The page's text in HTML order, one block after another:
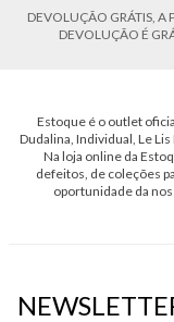
DEVOLUÇÃO GRÁTIS, A
DEVOLUÇÃO É
Estoque é o outlet
Dudalina, Individual, Le
Na loja online da
defeitos, de coleções
oportunidade da